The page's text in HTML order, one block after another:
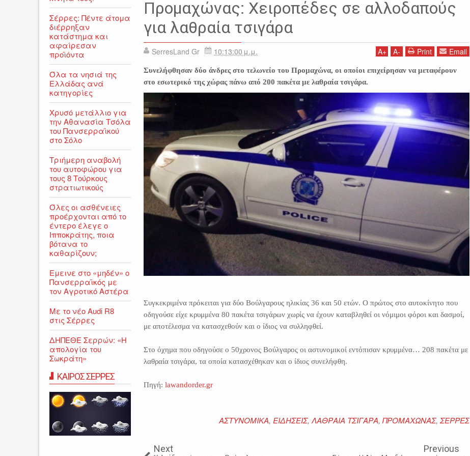
Προμαχώνας: Χειροπέδες σε αλλοδαπούς
για λαθραία τσιγάρα
SerresLand Gr 10:13:00 μ.μ. A+ A- Print Email
Συνελήφθησαν δύο άνδρες στο τελωνείο του Προμαχώνα, οι οποίοι επιχείρησαν να μεταφέρουν
στο εσωτερικό της χώρας πάνω από 200 πακέτα με λαθραία τσιγάρα.
Συγκεκριμένα πρόκειται για δύο Βούλγαρους ηλικίας 36 και 50 ετών. Ο πρώτος στο αυτοκίνητο που
οδηγούσε είχε κρυμμένα 80 πακέτα τσιγάρων χωρίς να έχουν καταβληθεί οι νόμιμοι φόροι και δασμοί,
με αποτέλεσμα να κατασχεθούν και ο ίδιος να συλληφθεί.
Στο όχημα που οδηγούσε ο 50χρονος Βούλγαρος οι αστυνομικοί εντόπισαν κρυμμένα… 208 πακέτα με
λαθραία τσιγάρα, τα οποία κατασχέθηκαν και ο ίδιος συνελήφθη.
Πηγή: lawandorder.gr
ΑΣΤΥΝΟΜΙΚΑ, ΕΙΔΗΣΕΙΣ, ΛΑΘΡΑΙΑ ΤΣΙΓΑΡΑ, ΠΡΟΜΑΧΩΝΑΣ, ΣΕΡΡΕΣ
Next Previous
Σέρρες: Πέντε άτομα
διέρρηξαν
κατάστημα και
αφαίρεσαν
προϊόντα
Όλα τα νησιά της
Ελλάδας ανά
κατηγορίες
Χρυσό μετάλλιο για
την Αθανασία Τσόλα
του Πανσερραϊκού
στο Σόλο
Τριήμερη αναβολή
του αυτοφώρου για
τους 8 Τούρκους
στρατιωτικούς
Όλες οι ασθένειες
προέρχονται από το
έντερο έλεγε ο
Ιπποκράτης, ποια
βότανα το
καθαρίζουν;
Εμεινε στο «μηδέν» o
Πανσερραϊκός με
τον Αγροτικό Αστέρα
Με το νέο Audi R8
στις Σέρρες
ΔΗΠΕΘΕ Σερρών: «Η
απολογία του
Σωκράτη»
ΚΑΙΡΟΣ ΣΕΡΡΕΣ